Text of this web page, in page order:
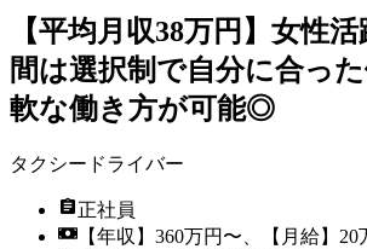
【平均月収38万円】女性
間は選択制で自分に合っ
軟な働き方が可能◎
タクシードライバー
正社員
【年収】360万円〜、【月給】20